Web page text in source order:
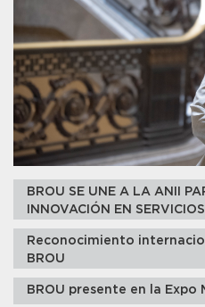
BROU SE UNE A LA ANII
INNOVACIÓN EN
Reconocimiento
BROU
BROU presente en la Expo